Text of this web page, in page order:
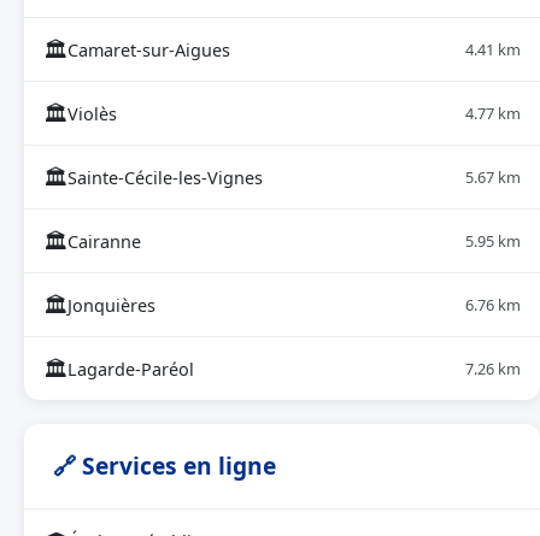
🏛Camaret-sur-Aigues 4.41 km
🏛Violès 4.77 km
🏛Sainte-Cécile-les-Vignes 5.67 km
🏛Cairanne 5.95 km
🏛Jonquières 6.76 km
🏛Lagarde-Paréol 7.26 km
🔗 Services en ligne